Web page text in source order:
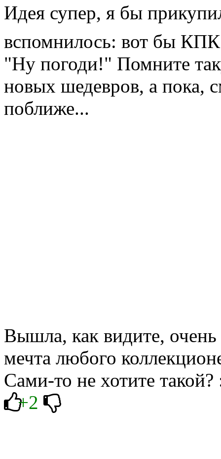
Идея супер, я бы
вспомнилось: вот бы КПК
"Ну погоди!" Помните
новых шедевров, а пока,
поближе...
Вышла, как видите,
мечта любого
Сами-то не хотите такой?
+2